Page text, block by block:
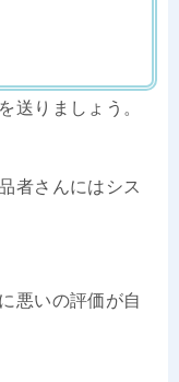
送りましょう。
者さんにはシス
悪いの評価が自